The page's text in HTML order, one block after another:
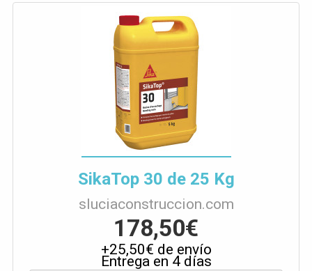
SikaTop 30 de 25 Kg
sluciaconstruccion.com
178,50€
+25,50€ de envío
Entrega en 4 días